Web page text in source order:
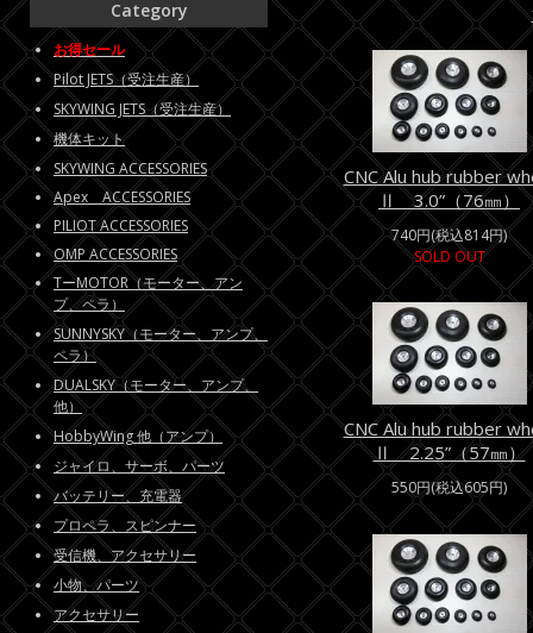
CNC Alu hub rubber
Ⅱ 3.0”（76㎜）
740円(税込814円)
SOLD OUT
CNC Alu hub rubber
Ⅱ 2.25”（57㎜）
550円(税込605円)
Category
お得セール
Pilot JETS（受注生産）
SKYWING JETS（受注生産）
機体キット
SKYWING ACCESSORIES
Apex ACCESSORIES
PILIOT ACCESSORIES
OMP ACCESSORIES
TーMOTOR（モーター、アン
プ、ペラ）
SUNNYSKY（モーター、アンプ、
ペラ）
DUALSKY（モーター、アンプ、
他）
HobbyWing 他（アンプ）
ジャイロ、サーボ、パーツ
バッテリー、充電器
プロペラ、スピンナー
受信機、アクセサリー
小物、パーツ
アクセサリー